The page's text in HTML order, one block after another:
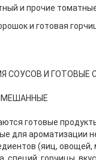
и прочие
и готовая
СОУСОВ И ГОТОВЫЕ
готовые
для ароматизации
(яиц, овощей,